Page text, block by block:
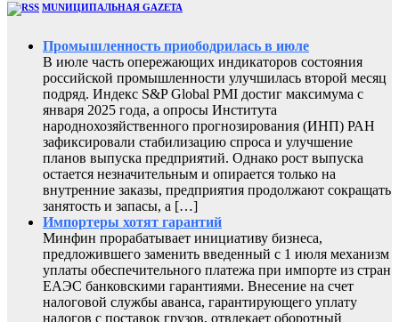
MUNИЦИПАЛЬНАЯ GAZЕТА
Промышленность приободрилась в июле
В июле часть опережающих индикаторов состояния
российской промышленности улучшилась второй месяц
подряд. Индекс S&P Global PMI достиг максимума с
января 2025 года, а опросы Института
народнохозяйственного прогнозирования (ИНП) РАН
зафиксировали стабилизацию спроса и улучшение
планов выпуска предприятий. Однако рост выпуска
остается незначительным и опирается только на
внутренние заказы, предприятия продолжают сокращать
занятость и запасы, а […]
Импортеры хотят гарантий
Минфин прорабатывает инициативу бизнеса,
предложившего заменить введенный с 1 июля механизм
уплаты обеспечительного платежа при импорте из стран
ЕАЭС банковскими гарантиями. Внесение на счет
налоговой службы аванса, гарантирующего уплату
налогов с поставок грузов, отвлекает оборотный